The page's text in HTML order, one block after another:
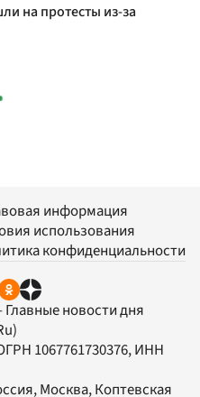
на протесты из-за
информация
использования
конфиденциальности
Главные новости дня
1067761730376, ИНН
Москва, Коптевская